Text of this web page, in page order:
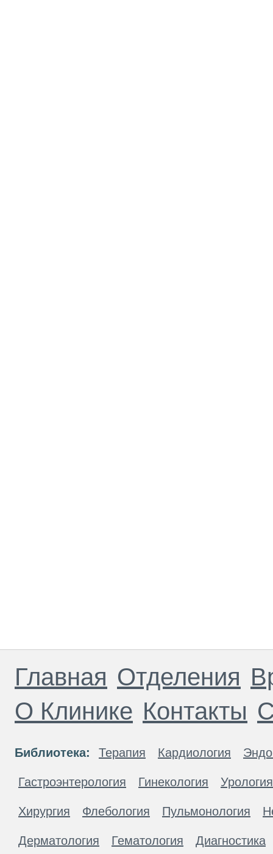
Главная Отделения
О Клинике Контакты
Библиотека: Терапия Кардиология
Гастроэнтерология Гинекология Урология
Хирургия Флебология Пульмонология
Дерматология Гематология Диагностика